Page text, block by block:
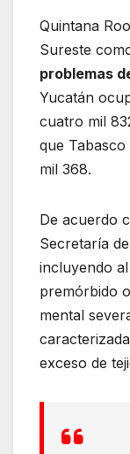
Quintana
Sureste
problemas
Yucatán
cuatro mil
que
mil 368.
De acuerdo
Secretaría
incluyendo
premórbido
mental
exceso de